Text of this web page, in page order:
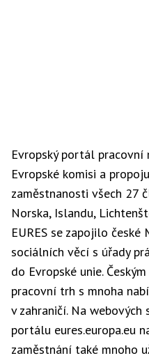
Evropský portál pracovní
Evropské komisi a
zaměstnanosti všech 27
Norska, Islandu,
EURES se zapojilo
sociálních věcí s úřady
do Evropské unie.
pracovní trh s mnoha
v zahraničí. Na webových
portálu eures.europa.eu
zaměstnání také mnoho